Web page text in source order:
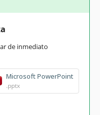
de inmediato
Microsoft PowerPoint
.pptx